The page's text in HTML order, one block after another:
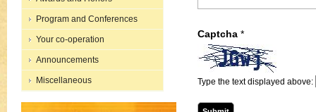
Program and Conferences
Your co-operation
Announcements
Miscellaneous
Captcha *
Type the text displayed above: